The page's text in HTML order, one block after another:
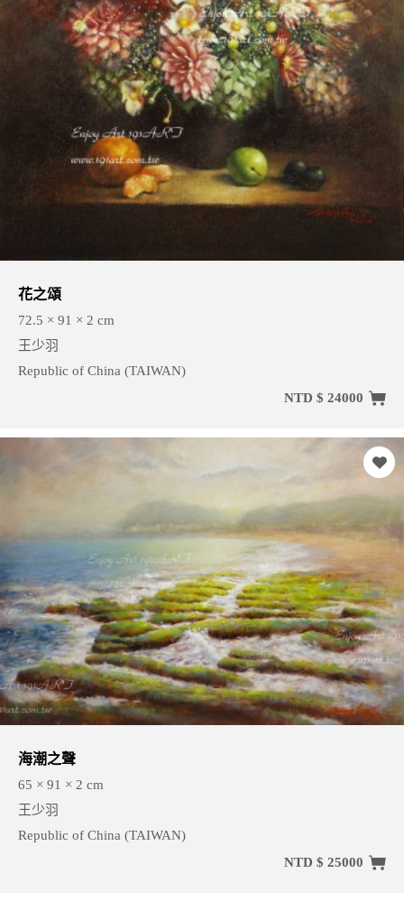
花之頌
72.5 × 91 × 2 cm
王少羽
Republic of China (TAIWAN)
NTD $ 24000
海潮之聲
65 × 91 × 2 cm
王少羽
Republic of China (TAIWAN)
NTD $ 25000